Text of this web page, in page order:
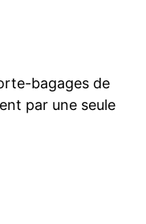
bagages de
par une seule